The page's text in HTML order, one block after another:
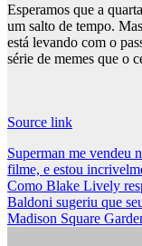
Esperamos que a
um salto de tempo.
está levando com o
série de memes que o
Source link
Post
navigation
Superman me vendeu
filme, e estou
Como Blake Lively
Baldoni sugeriu que
Madison Square